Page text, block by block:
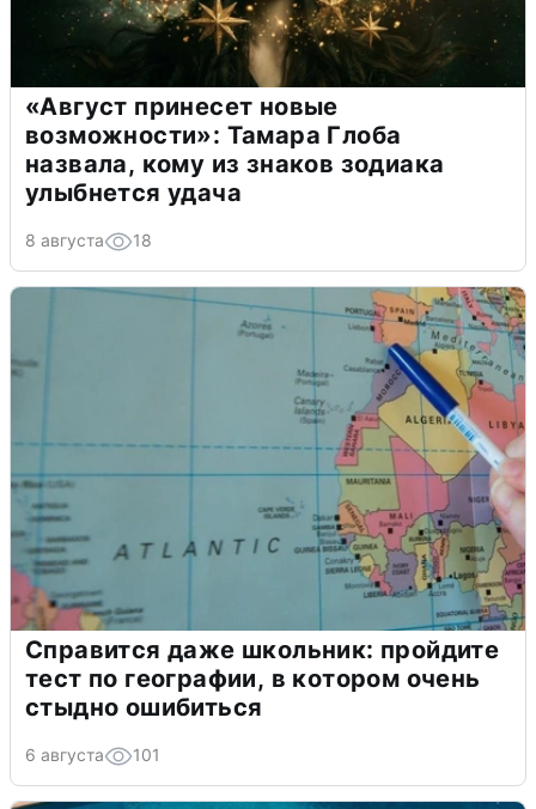
«Август принесет новые
возможности»: Тамара Глоба
назвала, кому из знаков зодиака
улыбнется удача
8 августа 18
Справится даже школьник: пройдите
тест по географии, в котором очень
стыдно ошибиться
6 августа 101